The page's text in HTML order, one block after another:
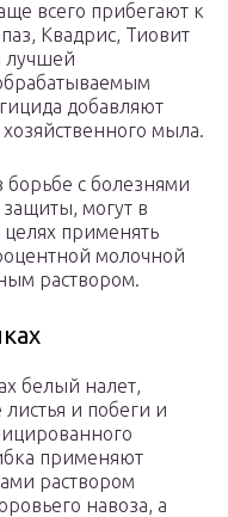
всего прибегают к
Квадрис, Тиовит
лучшей
добавляют
мыла.
борьбе с болезнями
могут в
применять
молочной
раствором.
белый налет,
и побеги и
применяют
раствором
навоза, а